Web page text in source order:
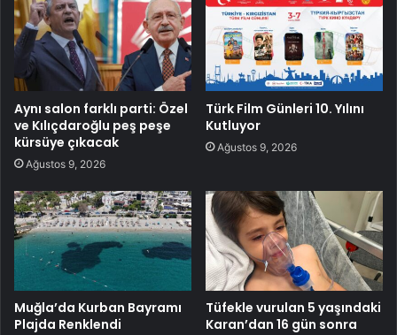
Aynı salon farklı parti: Özel
ve Kılıçdaroğlu peş peşe
kürsüye çıkacak
Ağustos 9, 2026
Türk Film Günleri 10. Yılını
Kutluyor
Ağustos 9, 2026
Muğla’da Kurban Bayramı
Plajda Renklendi
Tüfekle vurulan 5 yaşındaki
Karan’dan 16 gün sonra